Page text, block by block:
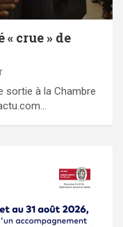
crue » de
sortie à la Chambre